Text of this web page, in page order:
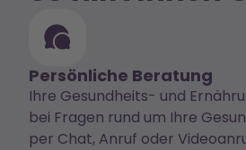
Persönliche Beratung
Ihre Gesundheits- und
bei Fragen rund um Ihre
per Chat, Anruf oder